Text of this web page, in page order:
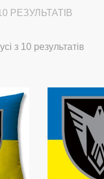
РЕЗУЛЬТАТІВ
з 10 результатів